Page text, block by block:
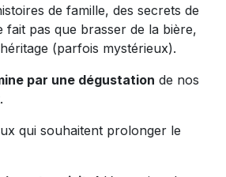
de famille, des secrets de
pas que brasser de la bière,
(parfois mystérieux).
par une dégustation de nos
qui souhaitent prolonger le